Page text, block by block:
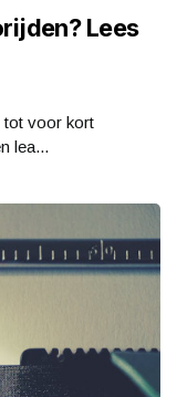
Lees
tot voor kort
lea...